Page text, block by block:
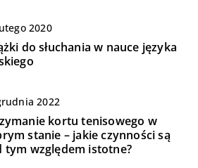
2020
do słuchania w nauce języka
2022
kortu tenisowego w
stanie – jakie czynności są
tym względem istotne?